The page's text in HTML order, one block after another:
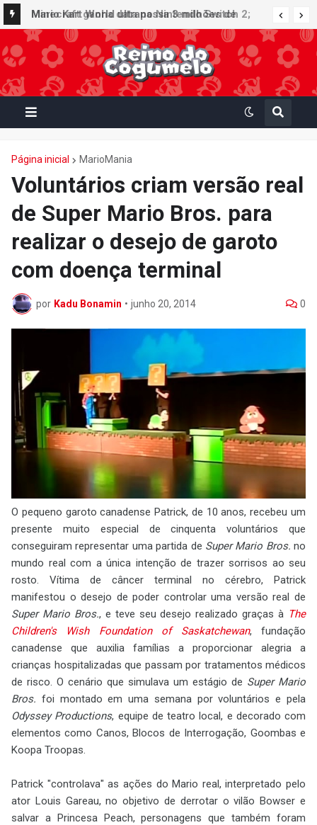
Mario Kart World ultrapassa 3 milhões de
unidades vendidas no Japão e figura no top 30
da Famitsu
Minecraft ganha data no Nintendo Switch 2;
Super Mario Mash-Up receberá atualização
gráfica exclusiva
Página inicial MarioMania
Voluntários criam versão real
de Super Mario Bros. para
realizar o desejo de garoto
com doença terminal
por Kadu Bonamin • junho 20, 2014 0
O pequeno garoto canadense Patrick, de 10 anos, recebeu um
presente muito especial de cinquenta voluntários que
conseguiram representar uma partida de Super Mario Bros. no
mundo real com a única intenção de trazer sorrisos ao seu
rosto. Vítima de câncer terminal no cérebro, Patrick
manifestou o desejo de poder controlar uma versão real de
Super Mario Bros., e teve seu desejo realizado graças à The
Children's Wish Foundation of Saskatchewan, fundação
canadense que auxilia famílias a proporcionar alegria a
crianças hospitalizadas que passam por tratamentos médicos
de risco. O cenário que simulava um estágio de Super Mario
Bros. foi montado em uma semana por voluntários e pela
Odyssey Productions, equipe de teatro local, e decorado com
elementos como Canos, Blocos de Interrogação, Goombas e
Koopa Troopas.
Patrick "controlava" as ações do Mario real, interpretado pelo
ator Louis Gareau, no objetivo de derrotar o vilão Bowser e
salvar a Princesa Peach, personagens que também foram